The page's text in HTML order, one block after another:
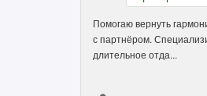
Помогаю вернуть
с партнёром.
длительное отда...